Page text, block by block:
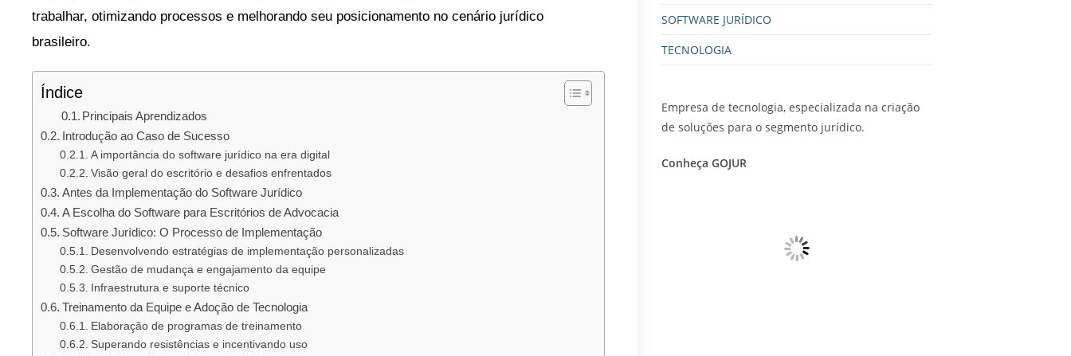
trabalhar, otimizando processos e melhorando seu posicionamento no cenário jurídico
brasileiro.
Índice
Principais Aprendizados
Introdução ao Caso de Sucesso
A importância do software jurídico na era digital
Visão geral do escritório e desafios enfrentados
Antes da Implementação do Software Jurídico
A Escolha do Software para Escritórios de Advocacia
Software Jurídico: O Processo de Implementação
Desenvolvendo estratégias de implementação personalizadas
Gestão de mudança e engajamento da equipe
Infraestrutura e suporte técnico
Treinamento da Equipe e Adoção de Tecnologia
Elaboração de programas de treinamento
Superando resistências e incentivando uso
SOFTWARE JURÍDICO
TECNOLOGIA
Empresa de tecnologia, especializada na criação
de soluções para o segmento jurídico.
Conheça GOJUR